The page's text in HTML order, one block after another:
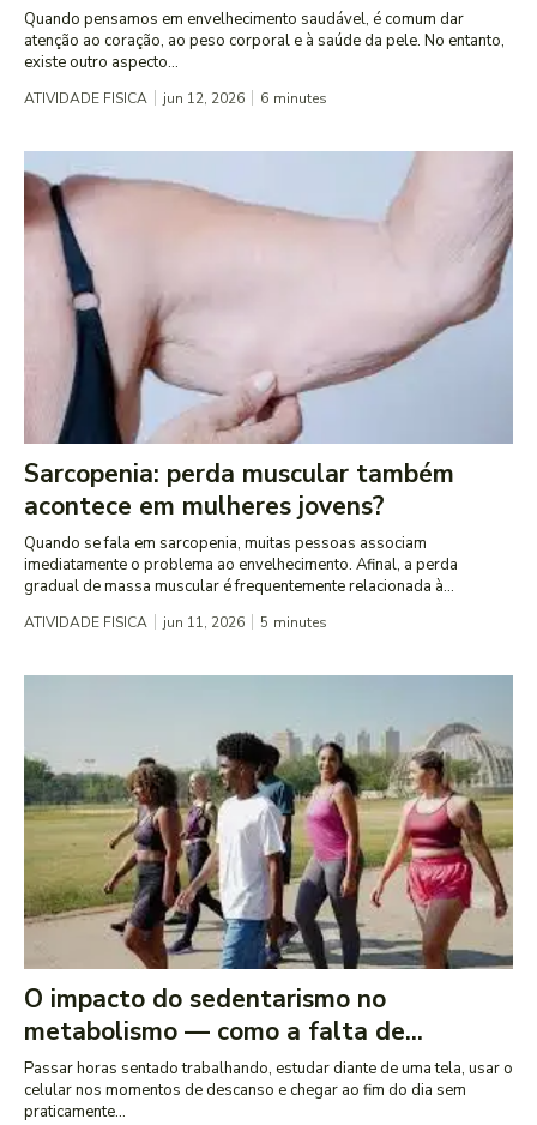
Quando pensamos em envelhecimento saudável, é comum dar
atenção ao coração, ao peso corporal e à saúde da pele. No entanto,
existe outro aspecto...
ATIVIDADE FISICA jun 12, 2026 6 minutes
Sarcopenia: perda muscular também
acontece em mulheres jovens?
Quando se fala em sarcopenia, muitas pessoas associam
imediatamente o problema ao envelhecimento. Afinal, a perda
gradual de massa muscular é frequentemente relacionada à...
ATIVIDADE FISICA jun 11, 2026 5 minutes
O impacto do sedentarismo no
metabolismo — como a falta de...
Passar horas sentado trabalhando, estudar diante de uma tela, usar o
celular nos momentos de descanso e chegar ao fim do dia sem
praticamente...